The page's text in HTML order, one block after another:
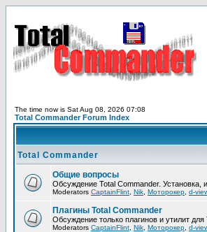
The time now is Sat Aug 08, 2026 07:08
Total Commander Forum Index
Total Commander
Общие вопросы
Обсуждение Total Commander.
Moderators CaptainFlint Nik Моторокер d-
Плагины Total Commander
Обсуждение только плагинов и утилит для
Moderators CaptainFlint Nik Моторокер d-